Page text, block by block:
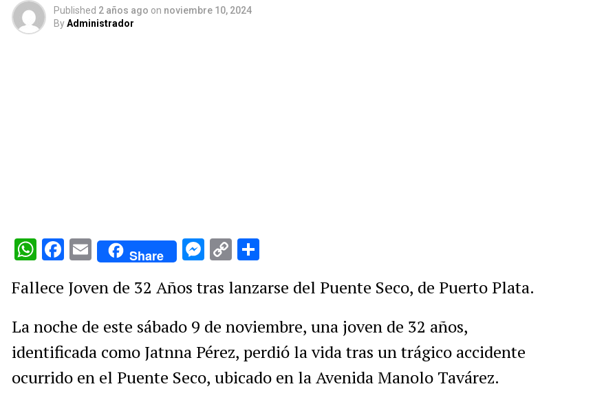
Published 2 años ago on noviembre 10, 2024
ByAdministrador
WhatsApp
Facebook
EmailShare Messenger
Copy
Fallece Joven de 32 Años tras lanzarse del Puente Seco, de Puerto Plata.
La noche de este sábado 9 de noviembre, una joven de 32 años,
identificada como Jatnna Pérez, perdió la vida tras un trágico accidente
ocurrido en el Puente Seco, ubicado en la Avenida Manolo Tavárez.